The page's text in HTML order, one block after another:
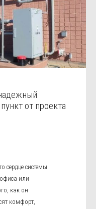
от проекта
сердце системы
или
как он
комфорт,